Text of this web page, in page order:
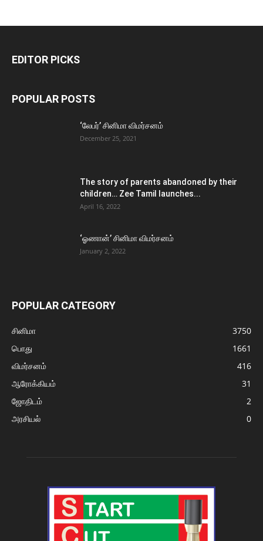
EDITOR PICKS
POPULAR POSTS
‘லேபர்’ சினிமா விமர்சனம்
December 25, 2021
The story of parents abandoned by their
children… Zee Tamil launches...
April 16, 2022
‘ஓணான்’ சினிமா விமர்சனம்
January 2, 2022
POPULAR CATEGORY
சினிமா
3750
பொது
1661
விமர்சனம்
416
ஆரோக்கியம்
31
ஜோதிடம்
2
அரசியல்
0